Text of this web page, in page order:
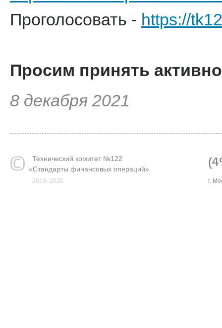
Проголосовать - https://
Просим принять
8 декабря 2021
Технический комитет №122
«Стандарты финансовых операций»
2010–2026 г.